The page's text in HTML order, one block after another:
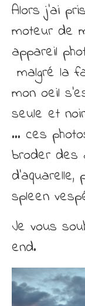
Alors j’ai
moteur de
appareil
malgré la
mon oeil
seule et
… ces
broder des
spleen
Je vous
end.